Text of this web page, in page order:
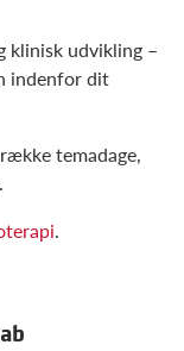
klinisk udvikling –
indenfor dit
temadage,
.